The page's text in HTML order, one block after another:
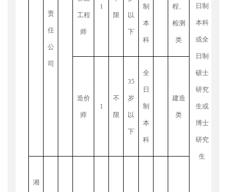
责
任
公
司
日制
本科
或全
日制
硕士
研究
生或
博士
研究
生
工程
师
1
限 以
下
制
本
科
程、
检测
类
造价
师
1
不
限
35
岁
以
下
全
日
制
本
科
建造
类
湘